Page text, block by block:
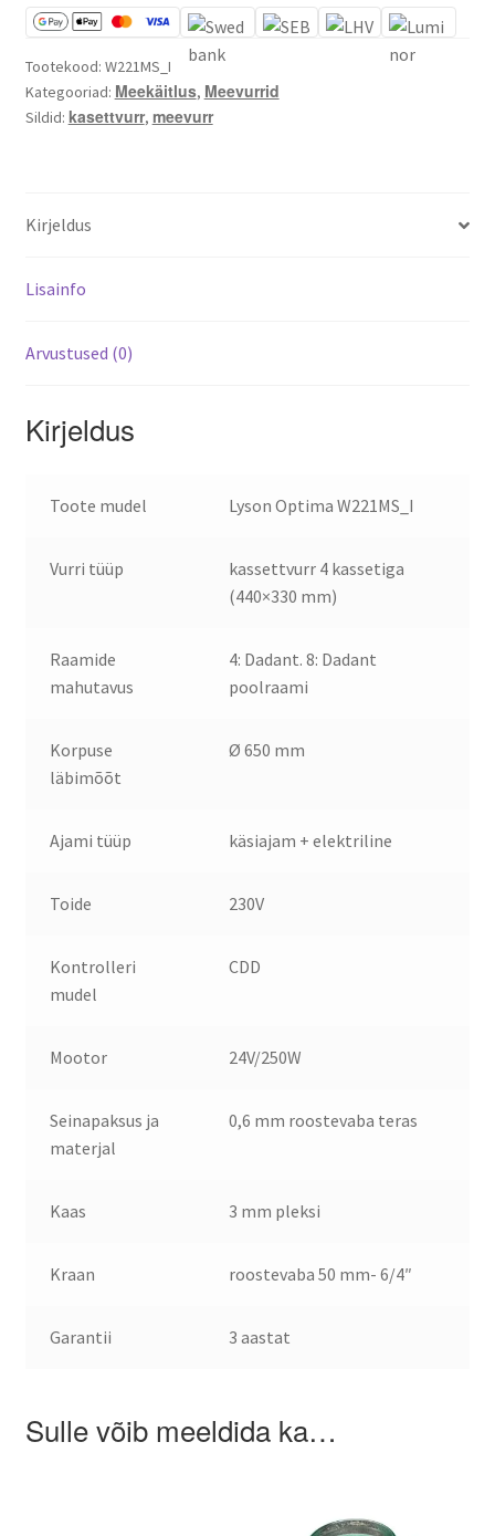
Varroa mite control – when and how
Tootekood: W221MS_I
Kategooriad: Meekäitlus, Meevurrid
Sildid: kasettvurr, meevurr
Kirjeldus
Lisainfo
Arvustused (0)
Kirjeldus
Toote mudel Lyson Optima W221MS_I
Vurri tüüp
kassettvurr 4 kassetiga
(440×330 mm)
Raamide
mahutavus
4: Dadant. 8: Dadant
poolraami
Korpuse
läbimõõt
Ø 650 mm
Ajami tüüp käsiajam + elektriline
Toide 230V
Kontrolleri
mudel
CDD
Mootor 24V/250W
Seinapaksus ja
materjal
0,6 mm roostevaba teras
Kaas 3 mm pleksi
Kraan roostevaba 50 mm- 6/4″
Garantii 3 aastat
Sulle võib meeldida ka…